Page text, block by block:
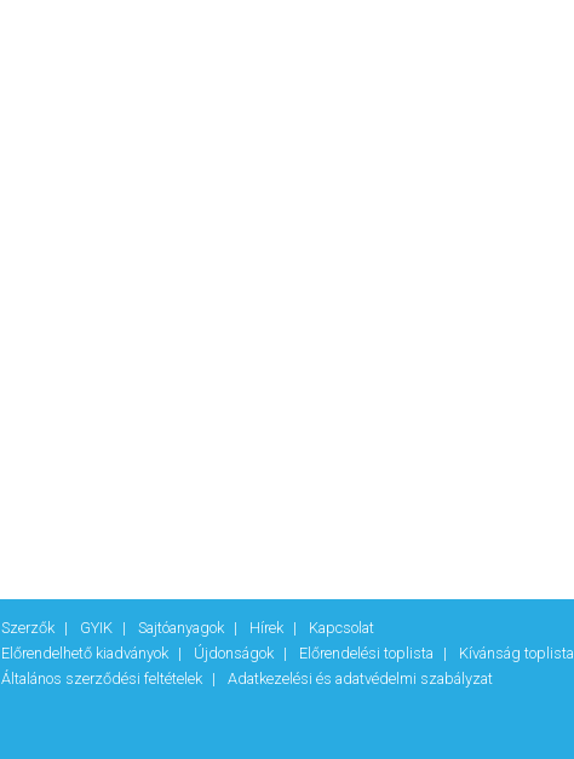
Szerzők GYIK Sajtóanyagok Hírek
Kapcsolat
Előrendelhető kiadványok
Újdonságok Előrendelési toplista Kívánság toplista
Általános szerződési feltételek
Adatkezelési és adatvédelmi szabályzat